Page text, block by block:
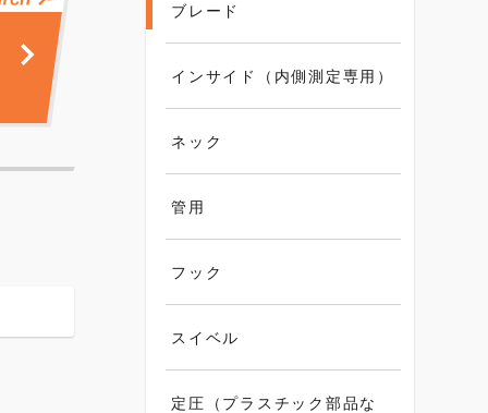
ブレード
インサイド（内側測定専用）
ネック
管用
フック
スイベル
定圧（プラスチック部品な